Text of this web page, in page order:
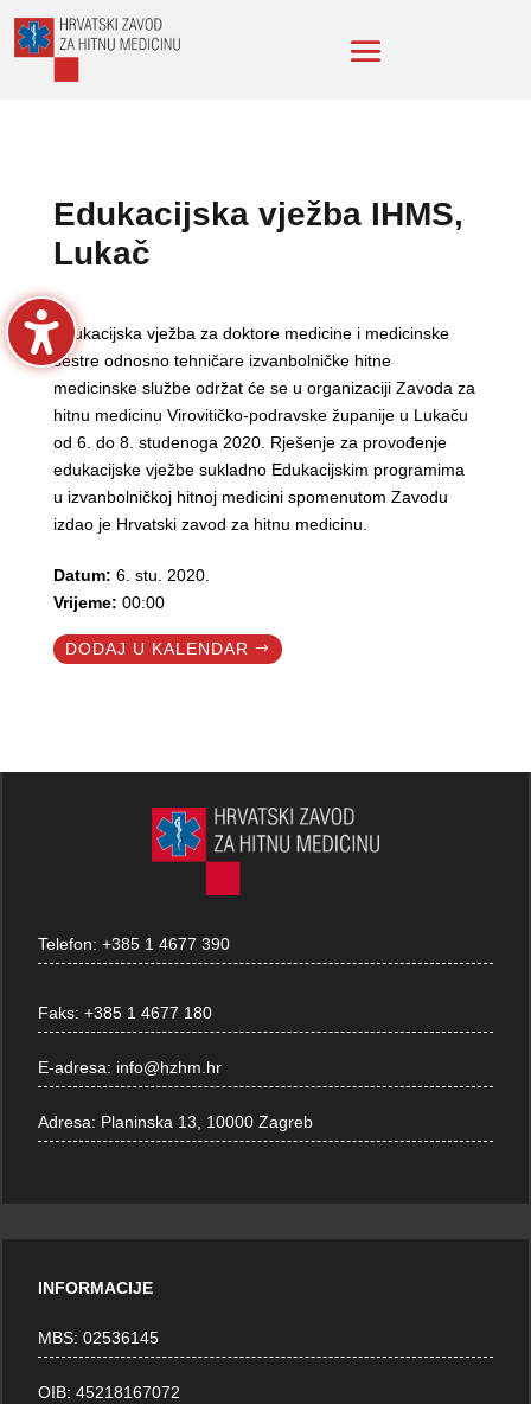
Edukacijska vježba IHMS,
Lukač
Edukacijska vježba za doktore medicine i medicinske
sestre odnosno tehničare izvanbolničke hitne
medicinske službe održat će se u organizaciji Zavoda za
hitnu medicinu Virovitičko-podravske županije u Lukaču
od 6. do 8. studenoga 2020. Rješenje za provođenje
edukacijske vježbe sukladno Edukacijskim programima
u izvanbolničkoj hitnoj medicini spomenutom Zavodu
izdao je Hrvatski zavod za hitnu medicinu.
Datum: 6. stu. 2020.
Vrijeme: 00:00
DODAJ U KALENDAR
Telefon:+385 1 4677 390
Faks:+385 1 4677 180
E-adresa: info@hzhm.hr
Adresa: Planinska 13, 10000 Zagreb
INFORMACIJE
MBS: 02536145
OIB: 45218167072